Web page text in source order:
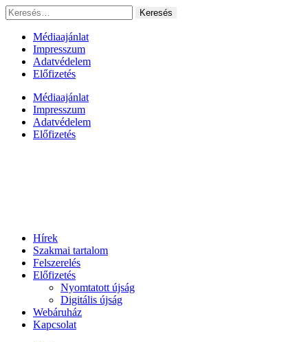
Ugrás
a
tartalomhoz
Keresés:
Médiaajánlat
Impresszum
Adatvédelem
Előfizetés
Médiaajánlat
Impresszum
Adatvédelem
Előfizetés
Hírek
Szakmai tartalom
Felszerelés
Előfizetés
Nyomtatott újság
Digitális újság
Webáruház
Kapcsolat